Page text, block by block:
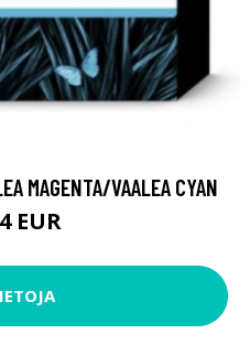
MAGENTA/VAALEA CYAN
EUR